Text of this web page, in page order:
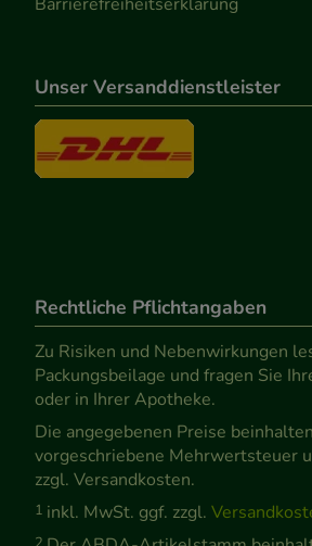
Unser Versanddienstleister
Rechtliche Pflichtangaben
Zu Risiken und Nebenwirkungen
Packungsbeilage und fragen Sie
oder in Ihrer Apotheke.
Die angegebenen Preise
vorgeschriebene Mehrwertsteuer
zzgl. Versandkosten.
1 inkl. MwSt. ggf. zzgl.